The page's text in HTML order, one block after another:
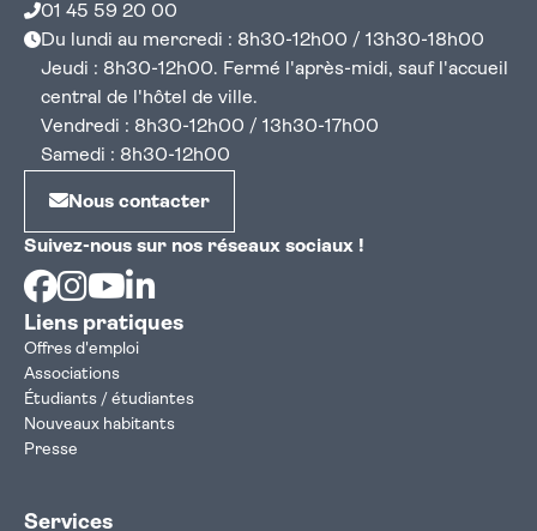
01 45 59 20 00
Du lundi au mercredi : 8h30-12h00 / 13h30-18h00
Jeudi : 8h30-12h00. Fermé l'après-midi, sauf l'accueil
central de l'hôtel de ville.
Vendredi : 8h30-12h00 / 13h30-17h00
Samedi : 8h30-12h00
Nous contacter
Suivez-nous sur nos réseaux sociaux !
Facebook
Instagram
Youtube
Liens pratiques
Offres d'emploi
Associations
Étudiants / étudiantes
Nouveaux habitants
Presse
Services